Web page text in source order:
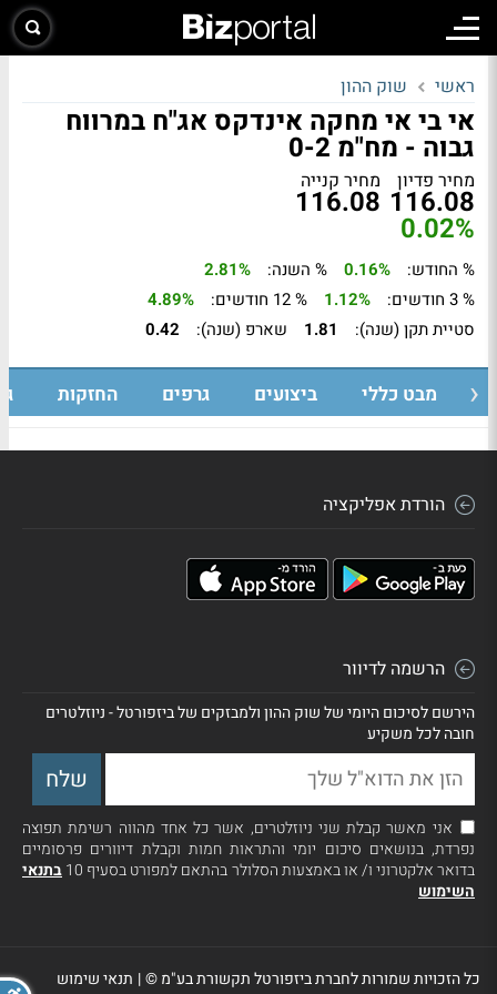
ראשי שוק ההון
אי בי אי מחקה אינדקס אג"ח במרווח
גבוה - מח"מ 0-2
מחיר פדיון
116.08
מחיר קנייה
116.08
0.02%
% החודש: 0.16% % השנה:
2.81%
% 3 חודשים:
1.12% % 12 חודשים:
4.89%
סטיית תקן (שנה):
1.81 שארפ (שנה): 0.42
מבט כללי ביצועים גרפים החזקות
הורדת אפליקציה
הרשמה לדיוור
הירשם לסיכום היומי של שוק ההון ולמבזקים של ביזפורטל - ניוזלטרים
חובה לכל משקיע
אני מאשר קבלת שני ניוזלטרים, אשר כל אחד מהווה רשימת תפוצה
נפרדת, בנושאים סיכום יומי והתראות חמות וקבלת דיוורים פרסומיים
בדואר אלקטרוני ו/ או באמצעות הסלולר בהתאם למפורט בסעיף 10
בתנאי
השימוש
כל הזכויות שמורות לחברת ביזפורטל תקשורת בע"מ ©| תנאי שימוש